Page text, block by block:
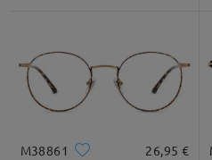
M38861 26,95 €